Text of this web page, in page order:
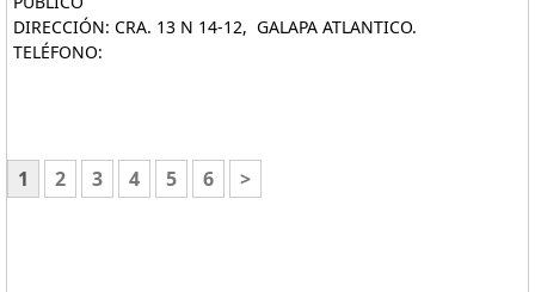
DIRECCIÓN: CRA. 13 N 14-12, GALAPA ATLANTICO.
TELÉFONO:
1 2 3 4 5 6 >